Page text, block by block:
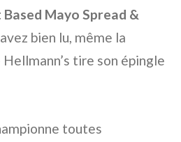
Mayo Spread &
bien lu, même la
tire son épingle
toutes